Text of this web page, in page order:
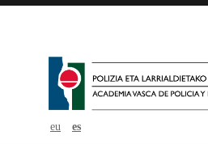
eu es